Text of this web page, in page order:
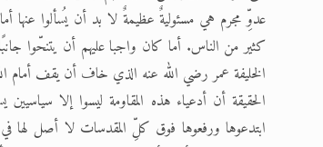
عدوِّ مجرم هي مسئوليةٌ عظيمةٌ لا بد أن يُسألوا
كثير من الناس. أما كان واجبا عليهم أن يتنحّوا
الخليفة عمر رضي الله عنه الذي خاف أن يقف أمام
الحقيقة أن أدعياء هذه المقاومة ليسوا إلا
ابتدعوها ورفعوها فوق كلِّ المقدسات لا أصل لها